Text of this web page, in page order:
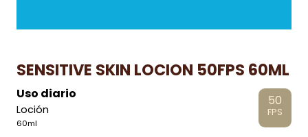
SENSITIVE SKIN LOCION 50FPS 60ML
Uso diario
Loción
60ml
50
FPS